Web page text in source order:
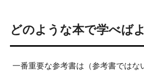
どのような本で学べば
一番重要な参考書は（参考書ではな